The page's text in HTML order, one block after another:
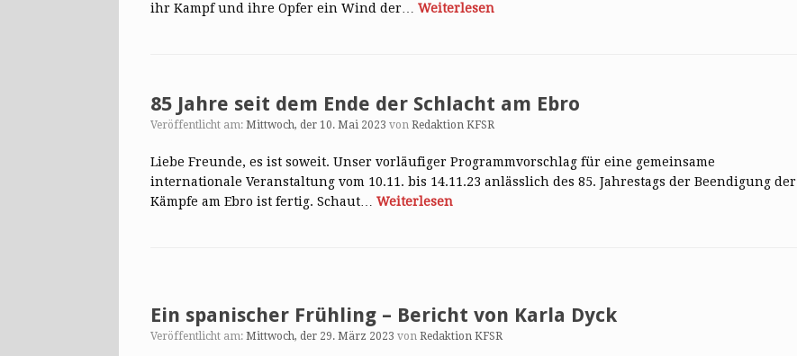
ihr Kampf und ihre Opfer ein Wind der… Weiterlesen
85 Jahre seit dem Ende der Schlacht am Ebro
Veröffentlicht am: Mittwoch, der 10. Mai 2023 von Redaktion KFSR
Liebe Freunde, es ist soweit. Unser vorläufiger Programmvorschlag für eine gemeinsame
internationale Veranstaltung vom 10.11. bis 14.11.23 anlässlich des 85. Jahrestags der Beendigung der
Kämpfe am Ebro ist fertig. Schaut… Weiterlesen
Ein spanischer Frühling – Bericht von Karla Dyck
Veröffentlicht am: Mittwoch, der 29. März 2023 von Redaktion KFSR